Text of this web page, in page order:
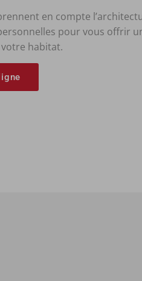
en compte
pour vous offrir
habitat.